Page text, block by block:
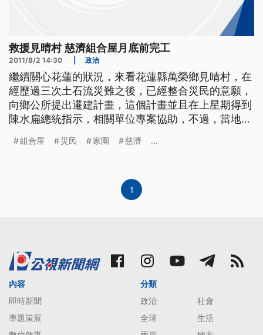
救援見晴村 慈濟組合屋月底前完工
2011/8/2 14:30 政治
繼續關心花蓮的狀況，來看花蓮縣萬榮鄉見晴村，在
經歷過三次土石流災難之後，已經整合災民的意願，
向鄉公所提出遷建計畫，這個計畫並且在上星期得到
陳水扁總統指示，相關單位專案協助，不過，當地居
災民，最快再十天，就可以搬進慈濟功德會，在部落
立刻進入災區進行災後救援的
組合屋 災民 家園 慈濟 ...
1
內容
即時新聞
專題策展
分類
政治
社會
全球
生活